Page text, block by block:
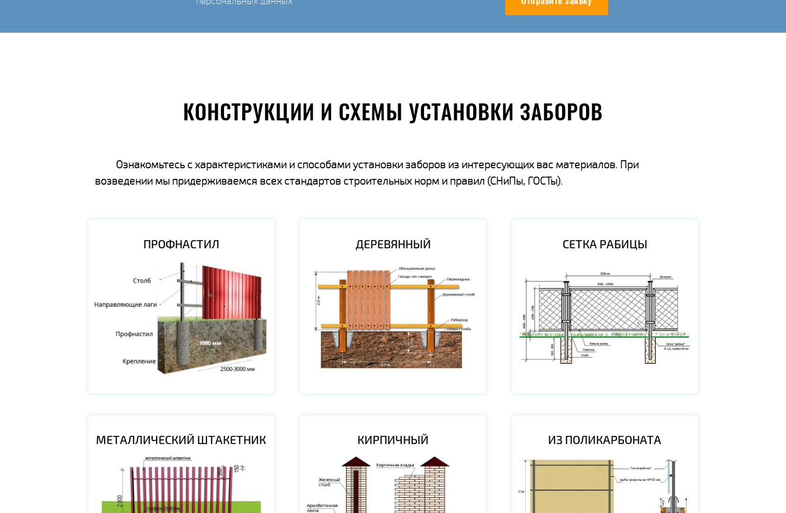
КОНСТРУКЦИИ И СХЕМЫ УСТАНОВКИ ЗАБОРОВ
Ознакомьтесь с характеристиками и способами установки заборов из интересующих вас материалов. При
возведении мы придерживаемся всех стандартов строительных норм и правил (СНиПы, ГОСТы).
ПРОФНАСТИЛ ДЕРЕВЯННЫЙ СЕТКА РАБИЦЫ
МЕТАЛЛИЧЕСКИЙ ШТАКЕТНИК КИРПИЧНЫЙ ИЗ ПОЛИКАРБОНАТА